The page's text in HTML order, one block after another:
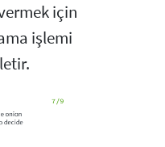
için
işlemi